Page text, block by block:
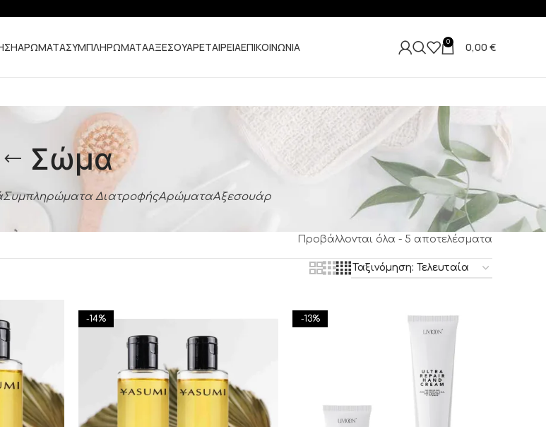
ΑΡΩΜΑΤΑΣΥΜΠΛΗΡΩΜΑΤΑΑΞΕΣΟΥΑΡΕΤΑΙΡΕΙΑΕΠΙΚΟΙΝΩΝΙΑ 0 0,00 €
Σώμα
Συμπληρώματα ΔιατροφήςΑρώματαΑξεσουάρ
Προβάλλονται όλα - 5 αποτελέσματα
-14% -13%